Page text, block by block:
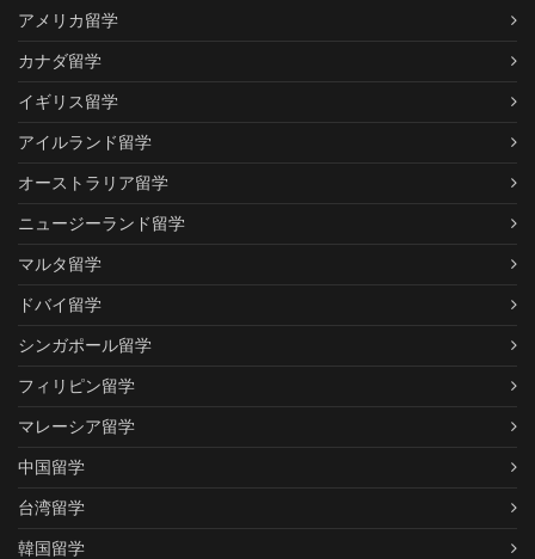
アメリカ留学
カナダ留学
イギリス留学
アイルランド留学
オーストラリア留学
ニュージーランド留学
マルタ留学
ドバイ留学
シンガポール留学
フィリピン留学
マレーシア留学
中国留学
台湾留学
韓国留学